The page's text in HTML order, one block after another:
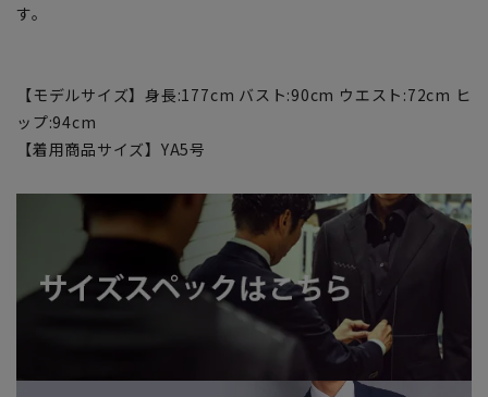
す。
【モデルサイズ】身長:177cm バスト:90cm ウエスト:72cm ヒ
ップ:94cm
【着用商品サイズ】YA5号